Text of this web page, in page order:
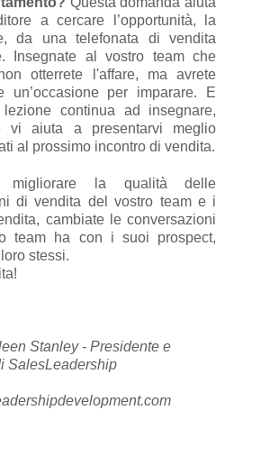
a cercare l’opportunità, la
da una telefonata di vendita
Insegnate al vostro team che
otterrete l'affare, ma avrete
un’occasione per imparare. E
continua ad insegnare,
vi aiuta a presentarvi meglio
al prossimo incontro di vendita.
migliorare la qualità delle
di vendita del vostro team e i
cambiate le conversazioni
team ha con i suoi prospect,
stessi.
Stanley - Presidente e
SalesLeadership